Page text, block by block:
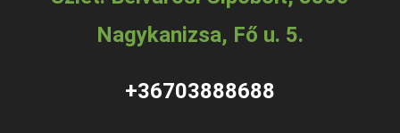
Nagykanizsa, Fő u. 5.
+36703888688